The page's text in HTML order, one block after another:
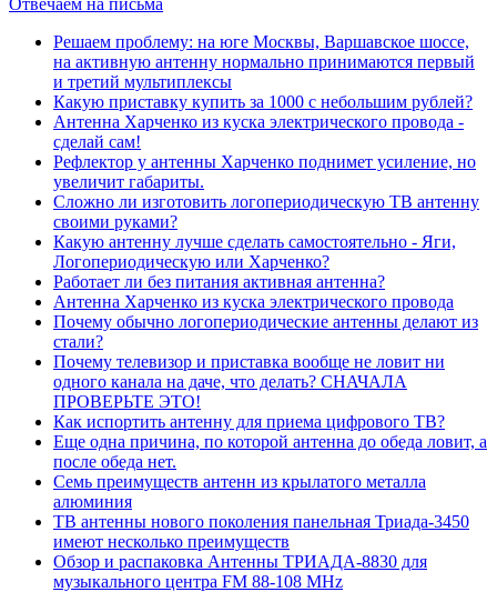
Решаем проблему: на юге Москвы, Варшавское шоссе,
на активную антенну нормально принимаются первый
и третий мультиплексы
Какую приставку купить за 1000 с небольшим рублей?
Антенна Харченко из куска электрического провода -
сделай сам!
Рефлектор у антенны Харченко поднимет усиление, но
увеличит габариты.
Сложно ли изготовить логопериодическую ТВ антенну
своими руками?
Какую антенну лучше сделать самостоятельно - Яги,
Логопериодическую или Харченко?
Работает ли без питания активная антенна?
Антенна Харченко из куска электрического провода
Почему обычно логопериодические антенны делают из
стали?
Почему телевизор и приставка вообще не ловит ни
одного канала на даче, что делать? СНАЧАЛА
ПРОВЕРЬТЕ ЭТО!
Как испортить антенну для приема цифрового ТВ?
Еще одна причина, по которой антенна до обеда ловит, а
после обеда нет.
Семь преимуществ антенн из крылатого металла
алюминия
ТВ антенны нового поколения панельная Триада-3450
имеют несколько преимуществ
Обзор и распаковка Антенны ТРИАДА-8830 для
музыкального центра FM 88-108 MHz